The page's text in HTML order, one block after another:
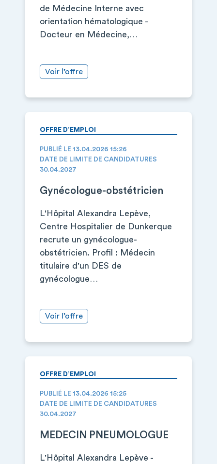
de Médecine Interne avec
orientation hématologique -
Docteur en Médecine,…
Voir l’offre
OFFRE D’EMPLOI
PUBLIÉ LE 13.04.2026 15:26
DATE DE LIMITE DE CANDIDATURES
30.04.2027
Gynécologue-obstétricien
L'Hôpital Alexandra Lepève,
Centre Hospitalier de Dunkerque
recrute un gynécologue-
obstétricien. Profil : Médecin
titulaire d'un DES de
gynécologue…
Voir l’offre
OFFRE D’EMPLOI
PUBLIÉ LE 13.04.2026 15:25
DATE DE LIMITE DE CANDIDATURES
30.04.2027
MEDECIN PNEUMOLOGUE
L'Hôpital Alexandra Lepève -